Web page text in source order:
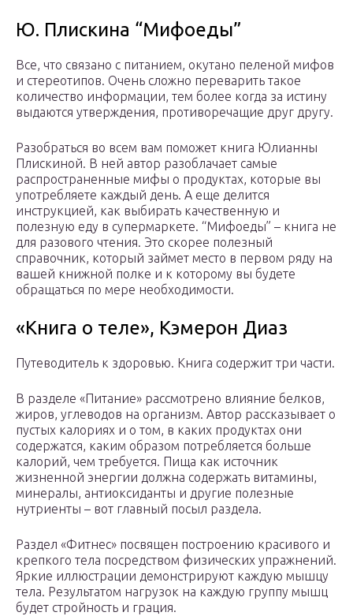
Ю. Плискина “Мифоеды”
Все, что связано с питанием, окутано пеленой мифов
и стереотипов. Очень сложно переварить такое
количество информации, тем более когда за истину
выдаются утверждения, противоречащие друг другу.
Разобраться во всем вам поможет книга Юлианны
Плискиной. В ней автор разоблачает самые
распространенные мифы о продуктах, которые вы
употребляете каждый день. А еще делится
инструкцией, как выбирать качественную и
полезную еду в супермаркете. “Мифоеды” – книга не
для разового чтения. Это скорее полезный
справочник, который займет место в первом ряду на
вашей книжной полке и к которому вы будете
обращаться по мере необходимости.
«Книга о теле», Кэмерон Диаз
Путеводитель к здоровью. Книга содержит три части.
В разделе «Питание» рассмотрено влияние белков,
жиров, углеводов на организм. Автор рассказывает о
пустых калориях и о том, в каких продуктах они
содержатся, каким образом потребляется больше
калорий, чем требуется. Пища как источник
жизненной энергии должна содержать витамины,
минералы, антиоксиданты и другие полезные
нутриенты – вот главный посыл раздела.
Раздел «Фитнес» посвящен построению красивого и
крепкого тела посредством физических упражнений.
Яркие иллюстрации демонстрируют каждую мышцу
тела. Результатом нагрузок на каждую группу мышц
будет стройность и грация.